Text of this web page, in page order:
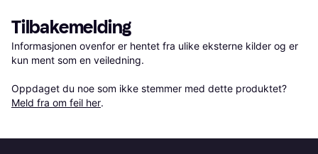
Tilbakemelding
Informasjonen ovenfor er hentet fra ulike eksterne kilder og er
kun ment som en veiledning.
Oppdaget du noe som ikke stemmer med dette produktet?
Meld fra om feil her.